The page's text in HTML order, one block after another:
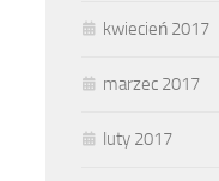
kwiecień 2017
marzec 2017
luty 2017